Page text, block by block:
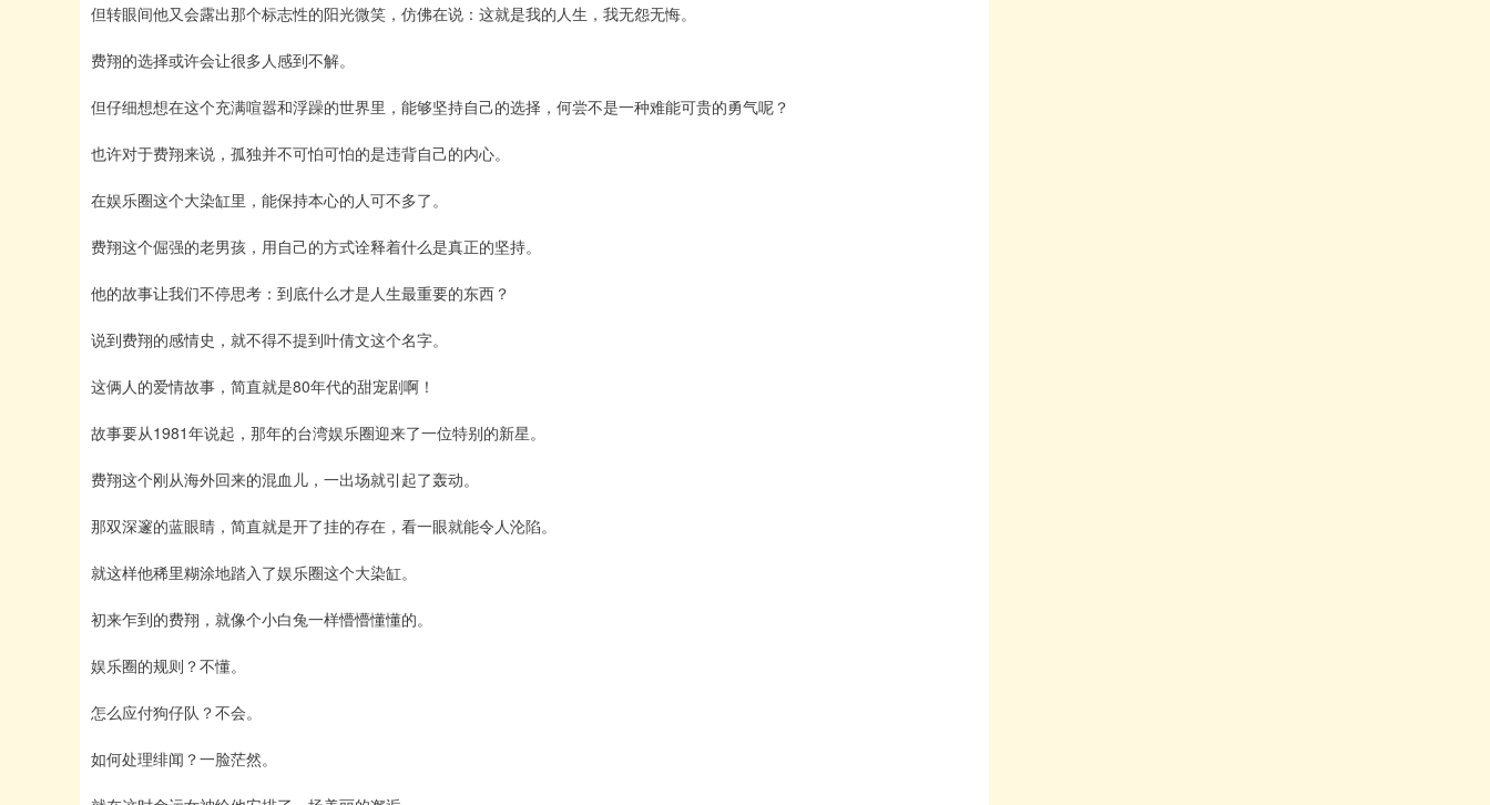
但转眼间他又会露出那个标志性的阳光微笑，仿佛在说：这就是我的人生，我无怨无悔。
费翔的选择或许会让很多人感到不解。
但仔细想想在这个充满喧嚣和浮躁的世界里，能够坚持自己的选择，何尝不是一种难能可贵的勇气呢？
也许对于费翔来说，孤独并不可怕可怕的是违背自己的内心。
在娱乐圈这个大染缸里，能保持本心的人可不多了。
费翔这个倔强的老男孩，用自己的方式诠释着什么是真正的坚持。
他的故事让我们不停思考：到底什么才是人生最重要的东西？
说到费翔的感情史，就不得不提到叶倩文这个名字。
这俩人的爱情故事，简直就是80年代的甜宠剧啊！
故事要从1981年说起，那年的台湾娱乐圈迎来了一位特别的新星。
费翔这个刚从海外回来的混血儿，一出场就引起了轰动。
那双深邃的蓝眼睛，简直就是开了挂的存在，看一眼就能令人沦陷。
就这样他稀里糊涂地踏入了娱乐圈这个大染缸。
初来乍到的费翔，就像个小白兔一样懵懵懂懂的。
娱乐圈的规则？不懂。
怎么应付狗仔队？不会。
如何处理绯闻？一脸茫然。